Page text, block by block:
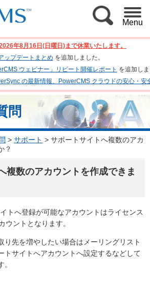
Menu
年8月16日(日曜日)まで休業いたします。
ップデートまとめ を追加しました。
ウェビナー」リピート開催レポート を追加し
の最新情報、PowerCMS クラウドの安心・
問
> サポート > サポートサイトへ複数のアカ
？
複数のアカウントを作成できま
トへ登録が可能なアカウントはライセンス
ウントとなります。
り先を増やしたい場合はメーリングリスト
トサイトへアカウントへ設定するなどして